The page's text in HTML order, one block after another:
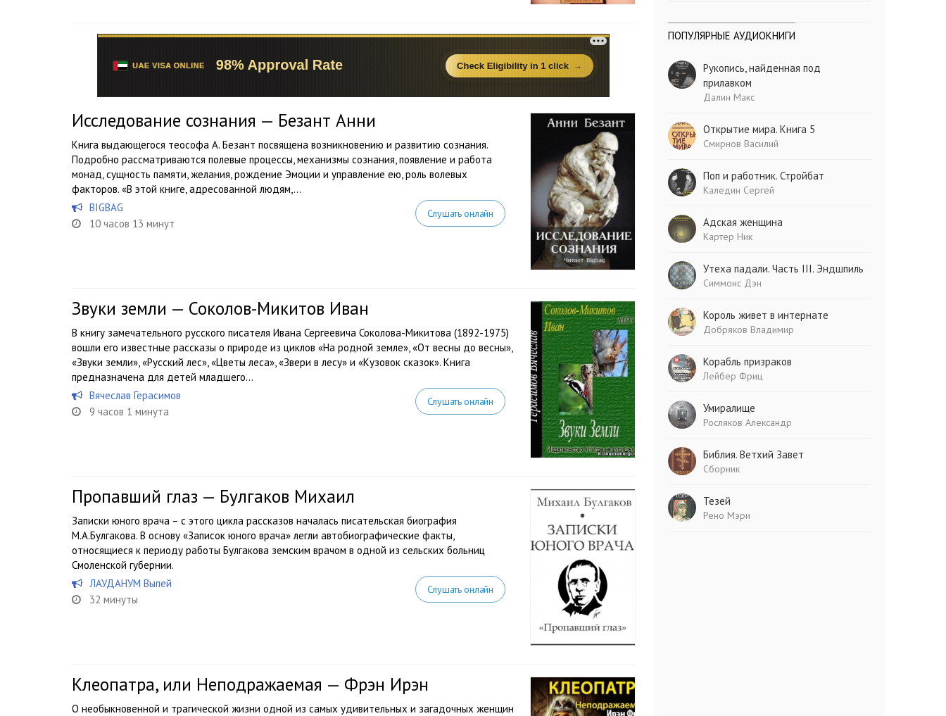
Исследование сознания — Безант Анни
Книга выдающегося теософа А. Безант посвящена возникновению и развитию сознания.
Подробно рассматриваются полевые процессы, механизмы сознания, появление и работа
монад, сущность памяти, желания, рождение Эмоции и управление ею, роль волевых
факторов. «В этой книге, адресованной людям,...
BIGBAG
10 часов 13 минут
Слушать онлайн
Звуки земли — Соколов-Микитов Иван
В книгу замечательного русского писателя Ивана Сергеевича Соколова-Микитова (1892-1975)
вошли его известные рассказы о природе из циклов «На родной земле», «От весны до весны»,
«Звуки земли», «Русский лес», «Цветы леса», «Звери в лесу» и «Кузовок сказок». Книга
предназначена для детей младшего...
Вячеслав Герасимов
9 часов 1 минута
Слушать онлайн
Пропавший глаз — Булгаков Михаил
Записки юного врача – с этого цикла рассказов началась писательская биография
М.А.Булгакова. В основу «Записок юного врача» легли автобиографические факты,
относящиеся к периоду работы Булгакова земским врачом в одной из сельских больниц
Смоленской губернии.
ЛАУДАНУМ Выпей
32 минуты
Слушать онлайн
Клеопатра, или Неподражаемая — Фрэн Ирэн
О необыкновенной и трагической жизни одной из самых удивительных и загадочных женщин
ПОПУЛЯРНЫЕ АУДИОКНИГИ
Рукопись, найденная под
прилавком
Далин Макс
Открытие мира. Книга 5
Смирнов Василий
Поп и работник. Стройбат
Каледин Сергей
Адская женщина
Картер Ник
Утеха падали. Часть III. Эндшпиль
Симмонс Дэн
Король живет в интернате
Добряков Владимир
Корабль призраков
Лейбер Фриц
Умиралище
Росляков Александр
Библия. Ветхий Завет
Сборник
Тезей
Рено Мэри